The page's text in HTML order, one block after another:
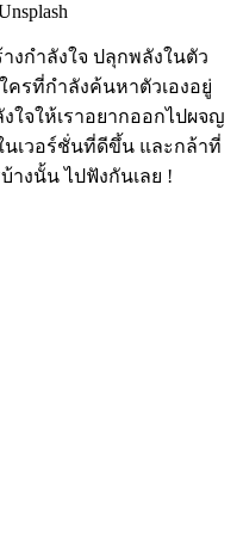
งกำลังใจ ปลุกพลังในตัว
รที่กำลังค้นหาตัวเองอยู่
ใจให้เราอยากออกไปผจญ
นเวอร์ชั่นที่ดีขึ้น และกล้าที่
างนั้น ไปฟังกันเลย !